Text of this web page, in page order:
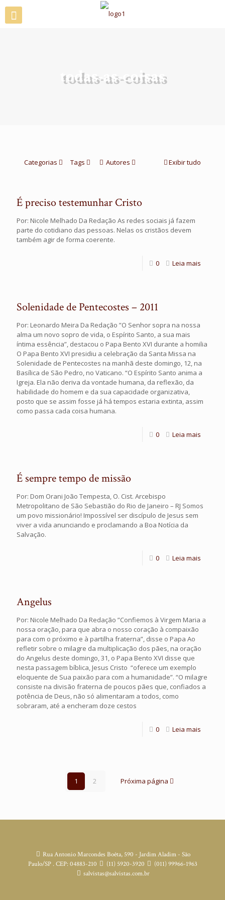
todas-as-coisas
Categorias Tags Autores Exibir tudo
É preciso testemunhar Cristo
Por: Nicole Melhado Da Redação As redes sociais já fazem
parte do cotidiano das pessoas. Nelas os cristãos devem
também agir de forma coerente.
0 Leia mais
Solenidade de Pentecostes – 2011
Por: Leonardo Meira Da Redação ”O Senhor sopra na nossa
alma um novo sopro de vida, o Espírito Santo, a sua mais
íntima essência”, destacou o Papa Bento XVI durante a homilia
O Papa Bento XVI presidiu a celebração da Santa Missa na
Solenidade de Pentecostes na manhã deste domingo, 12, na
Basílica de São Pedro, no Vaticano. “O Espírito Santo anima a
Igreja. Ela não deriva da vontade humana, da reflexão, da
habilidade do homem e da sua capacidade organizativa,
posto que se assim fosse já há tempos estaria extinta, assim
como passa cada coisa humana.
0 Leia mais
É sempre tempo de missão
Por: Dom Orani João Tempesta, O. Cist. Arcebispo
Metropolitano de São Sebastião do Rio de Janeiro – RJ Somos
um povo missionário! Impossível ser discípulo de Jesus sem
viver a vida anunciando e proclamando a Boa Notícia da
Salvação.
0 Leia mais
Angelus
Por: Nicole Melhado Da Redação ”Confiemos à Virgem Maria a
nossa oração, para que abra o nosso coração à compaixão
para com o próximo e à partilha fraterna”, disse o Papa Ao
refletir sobre o milagre da multiplicação dos pães, na oração
do Angelus deste domingo, 31, o Papa Bento XVI disse que
nesta passagem bíblica, Jesus Cristo “oferece um exemplo
eloquente de Sua paixão para com a humanidade”. “O milagre
consiste na divisão fraterna de poucos pães que, confiados a
potência de Deus, não só alimentaram a todos, como
sobraram, até a encheram doze cestos
0 Leia mais
1 2 Próxima página
Rua Antonio Marcondes Boêta, 590 - Jardim Aladim - São
Paulo/SP . CEP: 04883-210
(11) 5920-3920
(011) 99966-1963
salvistas@salvistas.com.br